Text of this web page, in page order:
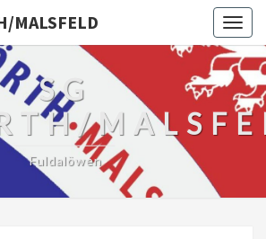
MALSFELD
SG
Fuldalöwen